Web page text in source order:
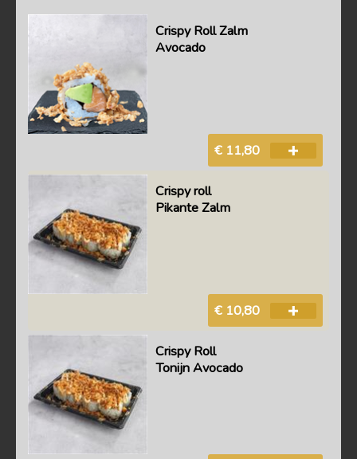
Crispy Roll Zalm
Avocado
€ 11,80
Crispy roll
Pikante Zalm
€ 10,80
Crispy Roll
Tonijn Avocado